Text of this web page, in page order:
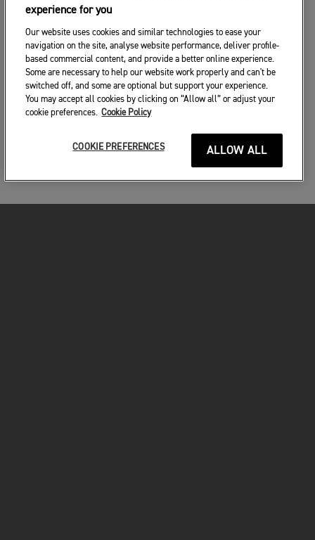
experience for you
Our website uses cookies and similar technologies to ease your
navigation on the site, analyse website performance, deliver profile-
based commercial content, and provide a better online experience.
Some are necessary to help our website work properly and can't be
switched off, and some are optional but support your experience.
You may accept all cookies by clicking on “Allow all” or adjust your
cookie preferences. Cookie Policy
ALLOW ALL
COOKIE PREFERENCES